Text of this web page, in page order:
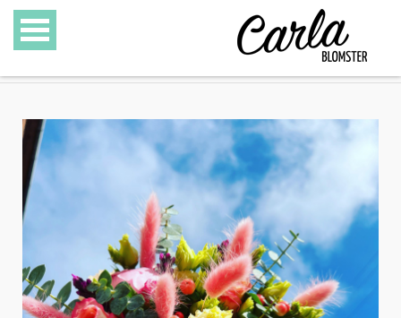
SPECIALITETER
GAVEKURVE
GALLERI